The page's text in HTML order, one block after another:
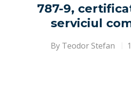
787-9,
serviciul
By Teodor Stefan